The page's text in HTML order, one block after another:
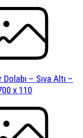
– Sıva Altı –
x 110